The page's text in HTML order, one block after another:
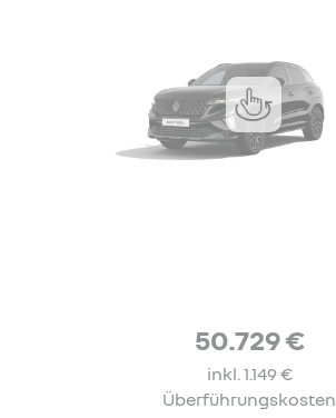
50.729 €
inkl. 1.149 €
Überführungskosten